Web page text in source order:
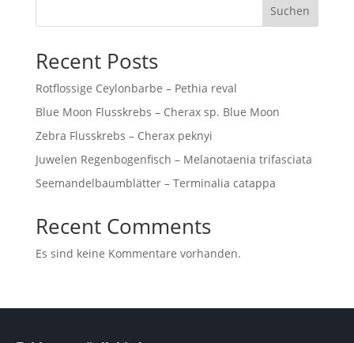
Suchen
Recent Posts
Rotflossige Ceylonbarbe – Pethia reval
Blue Moon Flusskrebs – Cherax sp. Blue Moon
Zebra Flusskrebs – Cherax peknyi
Juwelen Regenbogenfisch – Melanotaenia trifasciata
Seemandelbaumblätter – Terminalia catappa
Recent Comments
Es sind keine Kommentare vorhanden.